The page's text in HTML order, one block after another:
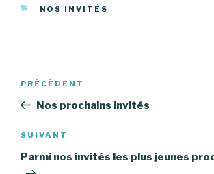
CATÉGORIES
NOS INVITÉS
Navigation
l’article
Article
précédent
PRÉCÉDENT
Nos prochains invités
Article
suivant
SUIVANT
Parmi nos invités les plus jeunes